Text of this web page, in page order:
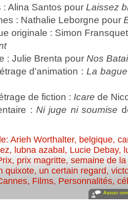
Alina Santos pour Laissez
: Nathalie Leborgne pour
originale : Simon
: Julie Brenta pour Nos
d'animation : La
de fiction : Icare de
:Ni juge ni soumise
Arieh Worthalter, belgique,
, lubna azabal , Lucie Debay,
, prix magritte, semaine de
quixote, un certain regard,
, Films, Personnalités,
Aucun